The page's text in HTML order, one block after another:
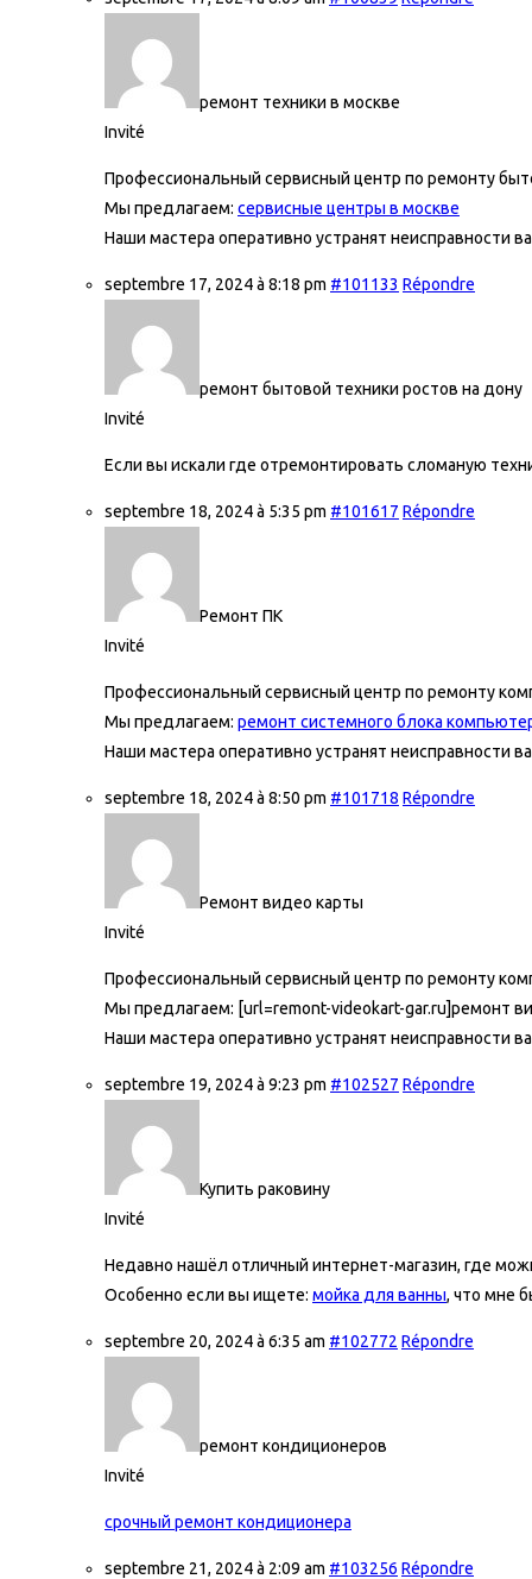
ремонт техники в москве
Invité
Профессиональный сервисный центр по ремонту
Мы предлагаем: сервисные центры в москве
Наши мастера оперативно устранят неисправности
septembre 17, 2024 à 8:18 pm #101133 Répondre
ремонт бытовой техники ростов на дону
Invité
Если вы искали где отремонтировать сломаную
septembre 18, 2024 à 5:35 pm #101617 Répondre
Ремонт ПК
Invité
Профессиональный сервисный центр по ремонту
Мы предлагаем: ремонт системного блока
Наши мастера оперативно устранят неисправности
septembre 18, 2024 à 8:50 pm #101718 Répondre
Ремонт видео карты
Invité
Профессиональный сервисный центр по ремонту
Мы предлагаем: [url=remont-videokart-gar.ru]ремонт
Наши мастера оперативно устранят неисправности
septembre 19, 2024 à 9:23 pm #102527 Répondre
Купить раковину
Invité
Недавно нашёл отличный интернет-магазин, где
Особенно если вы ищете: мойка для ванны, что мне
septembre 20, 2024 à 6:35 am #102772 Répondre
ремонт кондиционеров
Invité
срочный ремонт кондиционера
septembre 21, 2024 à 2:09 am #103256 Répondre